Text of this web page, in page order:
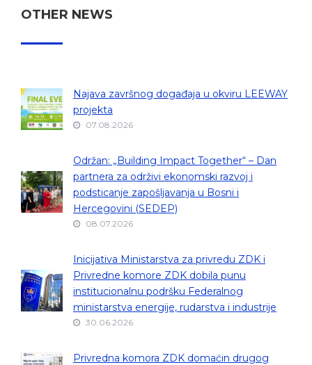
OTHER NEWS
Najava završnog događaja u okviru LEEWAY
projekta
07.08.2026
Održan: „Building Impact Together“ – Dan
partnera za održivi ekonomski razvoj i
podsticanje zapošljavanja u Bosni i
Hercegovini (SEDEP)
08.07.2026
Inicijativa Ministarstva za privredu ZDK i
Privredne komore ZDK dobila punu
institucionalnu podršku Federalnog
ministarstva energije, rudarstva i industrije
30.06.2026
Privredna komora ZDK domaćin drugog